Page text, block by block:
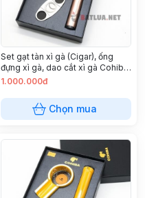
Set gạt tàn xì gà (Cigar), ống
đựng xì gà, dao cắt xì gà Cohiba
Màu Đồng
1.000.000đ
Chọn mua